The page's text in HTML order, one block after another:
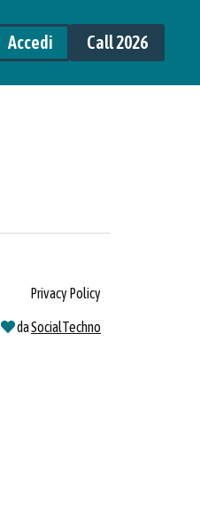
Accedi Call 2026
Privacy Policy
daSocialTechno